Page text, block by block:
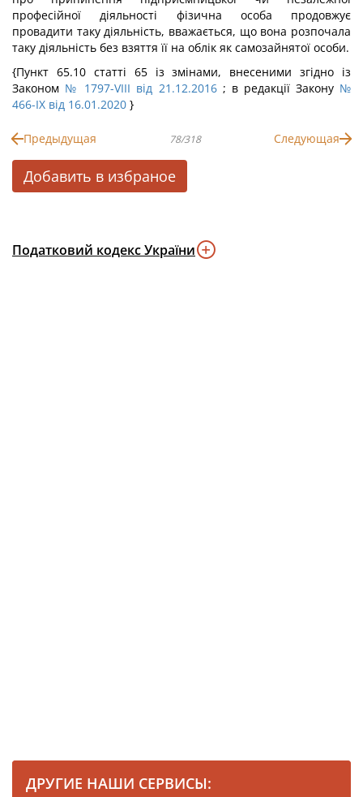
професійної діяльності фізична особа продовжує
провадити таку діяльність, вважається, що вона розпочала
таку діяльність без взяття її на облік як самозайнятої особи.
{Пункт 65.10 статті 65 із змінами, внесеними згідно із
Законом № 1797-VIII від 21.12.2016; в редакції Закону №
466-IX від 16.01.2020 }
Предыдущая 78/318 Следующая
Добавить в избраное
Податковий кодекс України
ДРУГИЕ НАШИ СЕРВИСЫ: